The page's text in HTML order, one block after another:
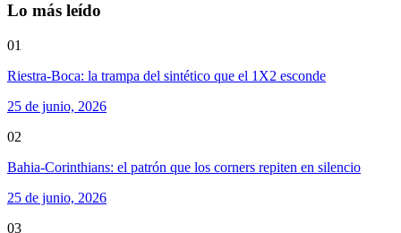
Lo más leído
01
Riestra-Boca: la trampa del sintético que el 1X2 esconde
25 de junio, 2026
02
Bahia-Corinthians: el patrón que los corners repiten en silencio
25 de junio, 2026
03